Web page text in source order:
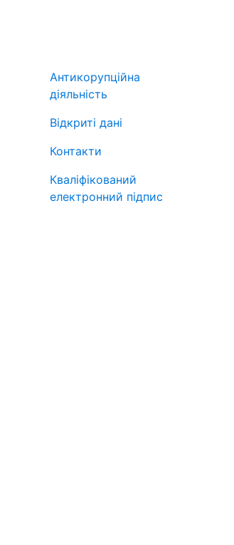
Антикорупційна
діяльність
Відкриті дані
Контакти
Кваліфікований
електронний підпис